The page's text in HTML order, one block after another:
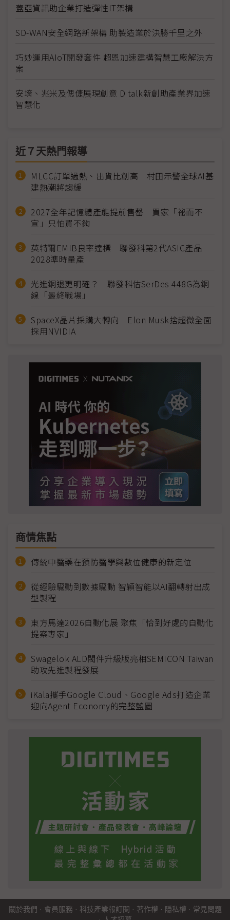
蓋亞資訊助企業打造彈性IT架構
SD-WAN安全網路新架構 助製造業於決勝千里之外
巧妙運用AIoT開發套件 超恩加速建構智慧工廠解決方
案
安堉、兆米及偲倢展現創意 D talk新創助產業界加速
智慧化
近７天熱門報導
MLCC訂單過熱、出貨比創高 村田示警全球AI基
建熱潮將趨緩
2027全年記憶體產能提前售罄 買家「祕而不
宣」只怕買不夠
英特爾EMIB良率達標 聯發科第2代ASIC產品
2028準時量產
光進銅退更明確？ 聯發科估SerDes 448G為銅
線「最終戰場」
SpaceX晶片採購大轉向 Elon Musk捨超微全面
採用NVIDIA
商情焦點
傳統中醫藥在預防醫學與數位健康的新定位
從經驗驅動到數據驅動 智穎智能以AI翻轉射出成
型製程
東方馬達2026自動化展 聚焦「恰到好處的自動化
提案專家」
Swagelok ALD閥件升級版亮相SEMICON Taiwan
助攻先進製程發展
iKala攜手Google Cloud、Google Ads打造企業
迎向Agent Economy的完整藍圖
關於我們 · 會員服務 · 科技產業報訂閱 · 著作權 · 隱私權 · 常見問題